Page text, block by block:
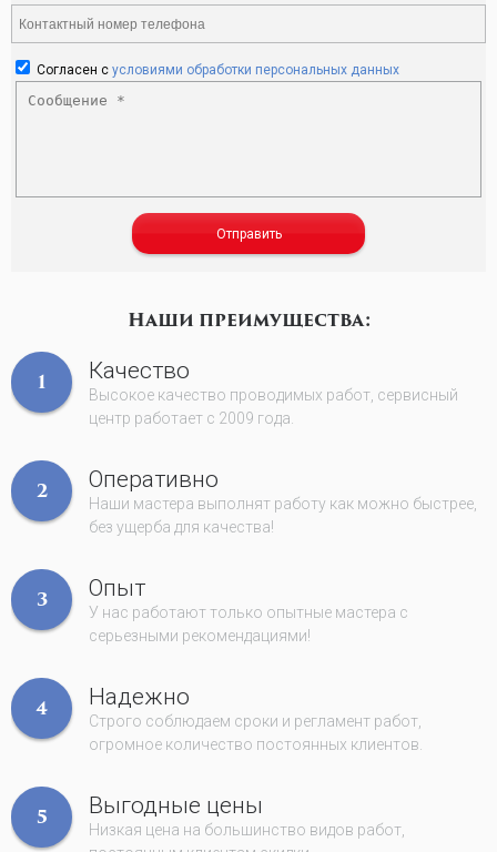
Согласен с условиями обработки персональных данных
Отправить
Наши преимущества:
1 Качество
Высокое качество проводимых работ, сервисный
центр работает с 2009 года.
2 Оперативно
Наши мастера выполнят работу как можно быстрее,
без ущерба для качества!
3 Опыт
У нас работают только опытные мастера с
серьезными рекомендациями!
4 Надежно
Строго соблюдаем сроки и регламент работ,
огромное количество постоянных клиентов.
5 Выгодные цены
Низкая цена на большинство видов работ,